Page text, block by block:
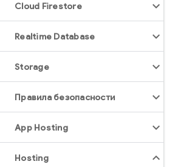
Cloud Firestore
Realtime Database
Storage
Правила безопасности
App Hosting
Hosting